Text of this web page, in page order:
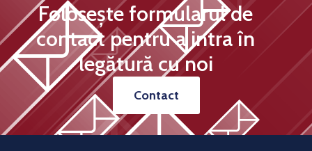
Folosește formularul de
contact pentru a intra în
legătură cu noi
Contact